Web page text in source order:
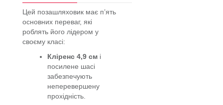
Цей позашляховик має п’ять
основних переваг, які
роблять його лідером у
своєму класі:
Кліренс 4,9 смі
посилене шасі
забезпечують
неперевершену
прохідність.